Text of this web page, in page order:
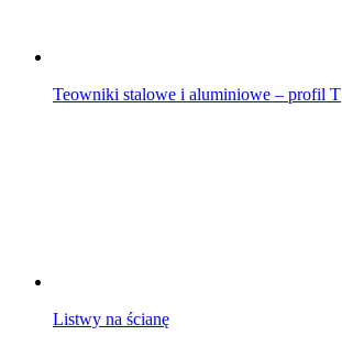
Teowniki stalowe i aluminiowe – profil T
Listwy na ścianę